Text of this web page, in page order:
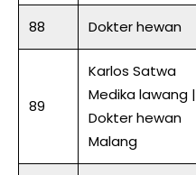
88 Dokter hewan
89
Karlos Satwa
Medika lawang |
Dokter hewan
Malang